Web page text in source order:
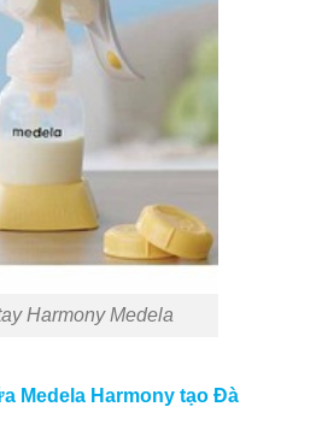
Harmony Medela
Medela Harmony tạo Đà